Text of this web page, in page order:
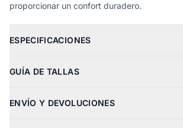
proporcionar un confort duradero.
ESPECIFICACIONES
GUÍA DE TALLAS
ENVÍO Y DEVOLUCIONES